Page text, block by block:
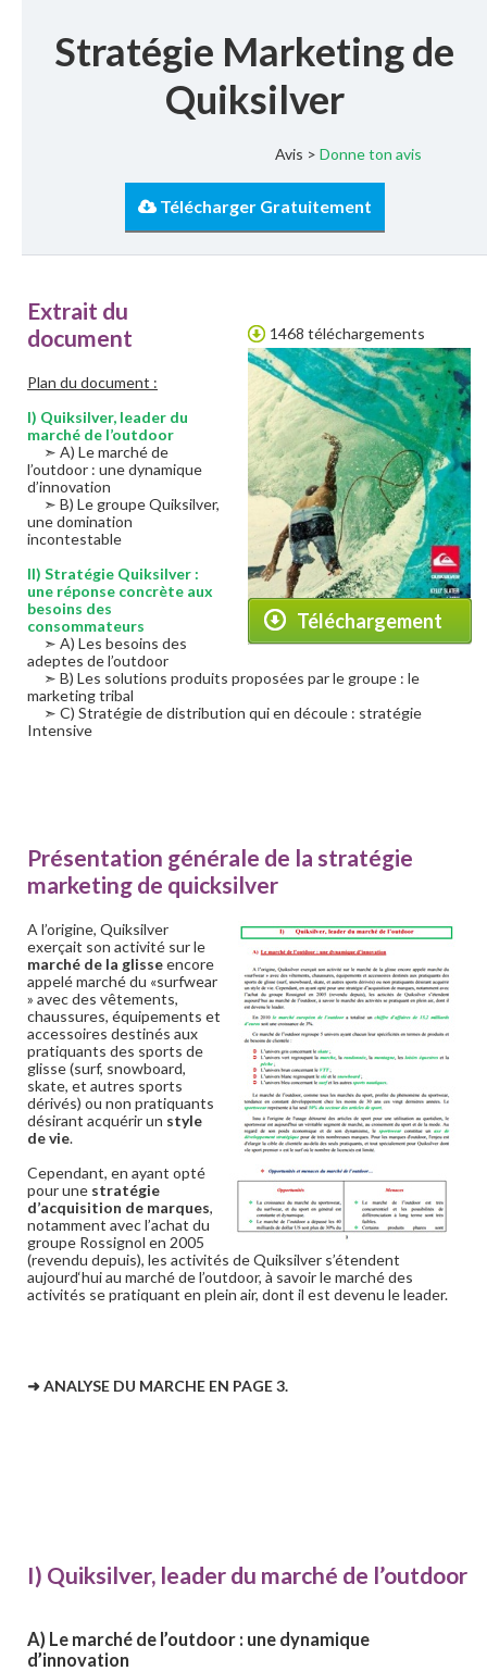
Stratégie Marketing de
Quiksilver
Avis > Donne ton avis
Télécharger Gratuitement
Téléchargement
1468 téléchargements
Extrait du
document
Plan du document :
I) Quiksilver, leader du
marché de l’outdoor
➣ A) Le marché de
l’outdoor : une dynamique
d’innovation
➣ B) Le groupe Quiksilver,
une domination
incontestable
II) Stratégie Quiksilver :
une réponse concrète aux
besoins des
consommateurs
➣ A) Les besoins des
adeptes de l’outdoor
➣ B) Les solutions produits proposées par le groupe : le
marketing tribal
➣ C) Stratégie de distribution qui en découle : stratégie
Intensive
Présentation générale de la stratégie
marketing de quicksilver
A l’origine, Quiksilver
exerçait son activité sur le
marché de la glisseencore
appelé marché du «surfwear
» avec des vêtements,
chaussures, équipements et
accessoires destinés aux
pratiquants des sports de
glisse (surf, snowboard,
skate, et autres sports
dérivés) ou non pratiquants
désirant acquérir un style
de vie.
Cependant, en ayant opté
pour une stratégie
d’acquisition de marques,
notamment avec l’achat du
groupe Rossignol en 2005
(revendu depuis), les activités de Quiksilver s’étendent
aujourd‘hui au marché de l’outdoor, à savoir le marché des
activités se pratiquant en plein air, dont il est devenu le leader.
➜ ANALYSE DU MARCHE EN PAGE 3.
I) Quiksilver, leader du marché de l’outdoor
A) Le marché de l’outdoor : une dynamique
d’innovation